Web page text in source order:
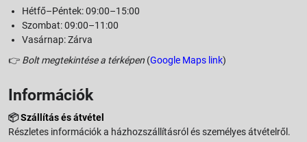
Hétfő–Péntek: 09:00–15:00
Szombat: 09:00–11:00
Vasárnap: Zárva
👉 Bolt megtekintése a térképen (Google Maps link)
Információk
📦Szállítás és átvétel
Részletes információk a házhozszállításról és személyes átvételről.